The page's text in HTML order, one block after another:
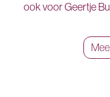
ook voor Geertje